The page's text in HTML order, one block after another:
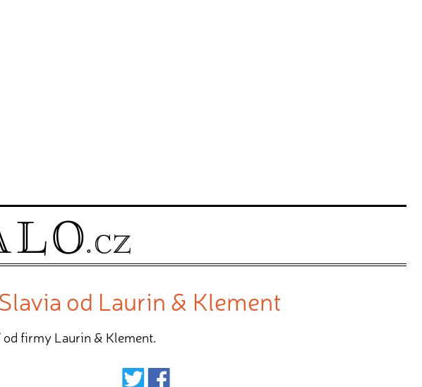
od Laurin & Klement
firmy Laurin & Klement.